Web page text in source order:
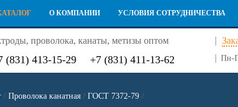
О КОМПАНИИ УСЛОВИЯ СОТРУДНИЧЕСТВА
проволока, канаты, метизы оптом
(831) 413-15-29 +7 (831) 411-13-62 Пн-
/ Проволока канатная / ГОСТ 7372-79 /